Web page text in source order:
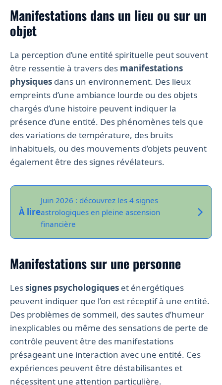
Manifestations dans un lieu ou sur un
objet
La perception d’une entité spirituelle peut souvent
être ressentie à travers des manifestations
physiques dans un environnement. Des lieux
empreints d’une ambiance lourde ou des objets
chargés d’une histoire peuvent indiquer la
présence d’une entité. Des phénomènes tels que
des variations de température, des bruits
inhabituels, ou des mouvements d’objets peuvent
également être des signes révélateurs.
À lire
Juin 2026 : découvrez les 4 signes
astrologiques en pleine ascension
financière
Manifestations sur une personne
Lessignes psychologiques et énergétiques
peuvent indiquer que l’on est réceptif à une entité.
Des problèmes de sommeil, des sautes d’humeur
inexplicables ou même des sensations de perte de
contrôle peuvent être des manifestations
présageant une interaction avec une entité. Ces
expériences peuvent être déstabilisantes et
nécessitent une attention particulière.